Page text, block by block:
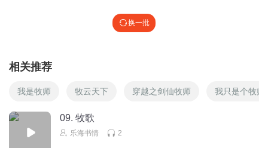
换一批
相关推荐
我是牧师 牧云天下 穿越之剑仙牧师 我只是个牧师
09. 牧歌
乐海书情 2